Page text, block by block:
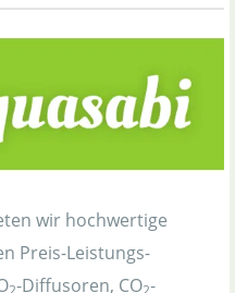
wir hochwertige
Preis-Leistungs-
-Diffusoren, CO -